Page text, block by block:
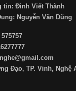
tin: Đinh Viết Thành
Nguyễn Văn Dũng
Đạo, TP. Vinh, Nghệ